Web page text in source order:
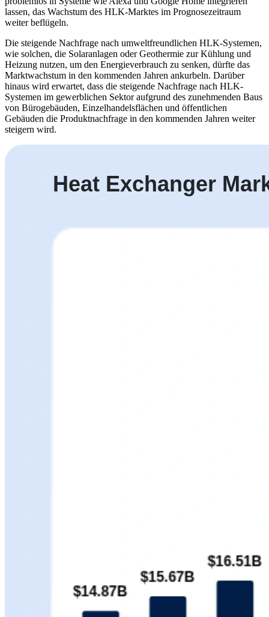
lassen, das Wachstum des HLK-Marktes im Prognosezeitraum
weiter beflügeln.
Die steigende Nachfrage nach umweltfreundlichen HLK-Systemen,
wie solchen, die Solaranlagen oder Geothermie zur Kühlung und
Heizung nutzen, um den Energieverbrauch zu senken, dürfte das
Marktwachstum in den kommenden Jahren ankurbeln. Darüber
hinaus wird erwartet, dass die steigende Nachfrage nach HLK-
Systemen im gewerblichen Sektor aufgrund des zunehmenden Baus
von Bürogebäuden, Einzelhandelsflächen und öffentlichen
Gebäuden die Produktnachfrage in den kommenden Jahren weiter
steigern wird.